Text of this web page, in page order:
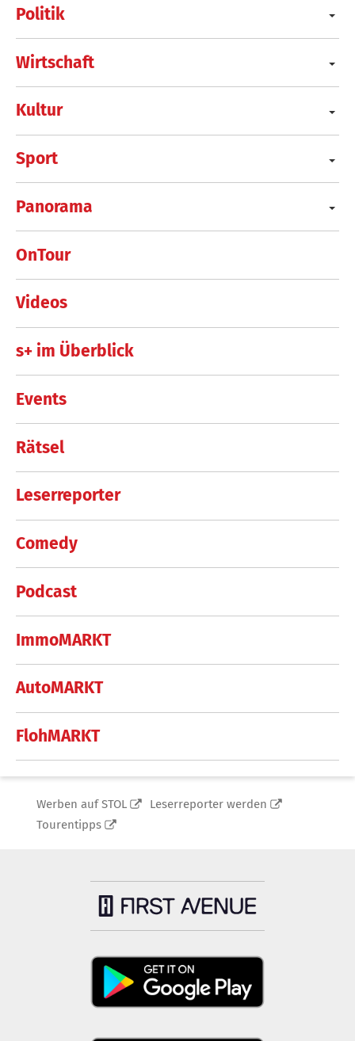
Politik
Wirtschaft
Kultur
Sport
Panorama
OnTour
Videos
s+ im Überblick
Events
Rätsel
Leserreporter
Comedy
Podcast
ImmoMARKT
AutoMARKT
FlohMARKT
Werben auf STOL
Leserreporter werden
Tourentipps